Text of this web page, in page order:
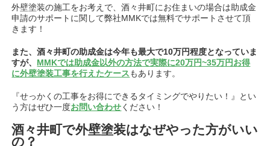
外壁塗装の施工をお考えで、酒々井町にお住まいの場合は助成金
申請のサポートに関して弊社MMKでは無料でサポートさせて頂
きます！
また、酒々井町の助成金は今年も最大で10万円程度となっていま
すが、 MMKでは助成金以外の方法で実際に20万円~35万円お得
に外壁塗装工事を行えたケースもあります。
『せっかくの工事をお得にできるタイミングでやりたい！』とい
う方はぜひ一度お問い合わせください！
酒々井町で外壁塗装はなぜやった方がいい
の？